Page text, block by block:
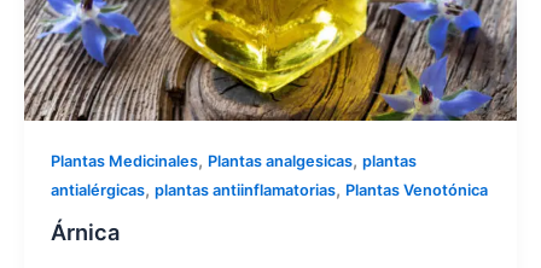
Plantas Medicinales, Plantas analgesicas, plantas
antialérgicas, plantas antiinflamatorias, Plantas Venotónica
Árnica